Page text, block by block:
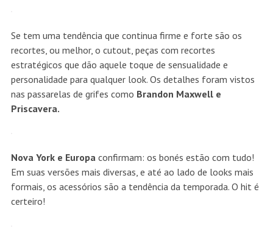
Se tem uma tendência que continua firme e forte são os
recortes, ou melhor, o cutout, peças com recortes
estratégicos que dão aquele toque de sensualidade e
personalidade para qualquer look. Os detalhes foram vistos
nas passarelas de grifes como Brandon Maxwell e
Priscavera.
Nova York e Europa confirmam: os bonés estão com tudo!
Em suas versões mais diversas, e até ao lado de looks mais
formais, os acessórios são a tendência da temporada. O hit é
certeiro!